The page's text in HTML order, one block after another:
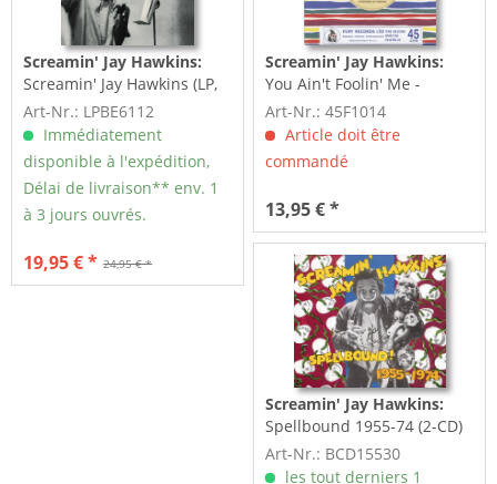
Screamin' Jay Hawkins:
Screamin' Jay Hawkins (LP,
10inch)
Art-Nr.: LPBE6112
Immédiatement
disponible à l'expédition,
Délai de livraison** env. 1
à 3 jours ouvrés.
24,95 € *
19,95 € *
Screamin' Jay Hawkins:
You Ain't Foolin' Me -
Frenzy (7inch, 45rpm)
Art-Nr.: 45F1014
Article doit être
commandé
13,95 € *
Screamin' Jay Hawkins:
Spellbound 1955-74 (2-CD)
Art-Nr.: BCD15530
les tout derniers 1